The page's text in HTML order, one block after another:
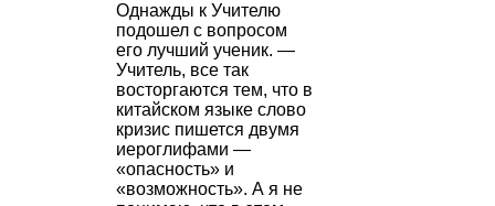
Однажды к Учителю
подошел с вопросом
его лучший ученик. —
Учитель, все так
восторгаются тем, что в
китайском языке слово
кризис пишется двумя
иероглифами —
«опасность» и
«возможность». А я не